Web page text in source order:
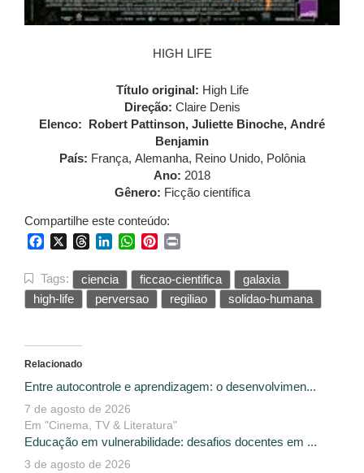
HIGH LIFE
Título original: High Life
Direção: Claire Denis
Elenco: Robert Pattinson, Juliette Binoche, André
Benjamin
País: França, Alemanha, Reino Unido, Polônia
Ano: 2018
Gênero: Ficção científica
Compartilhe este conteúdo:
FacebookThreadsLinkedInWhatsApp
Pinterest
Tags: ciencia ficcao-cientifica
galaxia
high-life
perversao regiliao solidao-humana
Relacionado
Entre autocontrole e aprendizagem: o desenvolvimen...
7 de agosto de 2026
Em "Cinema, TV & Literatura"
Educação em vulnerabilidade: desafios docentes em ...
3 de agosto de 2026